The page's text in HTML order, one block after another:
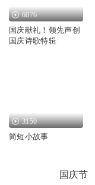
6076
国庆献礼！领先声创
国庆诗歌特辑
3150
简短小故事
国庆节